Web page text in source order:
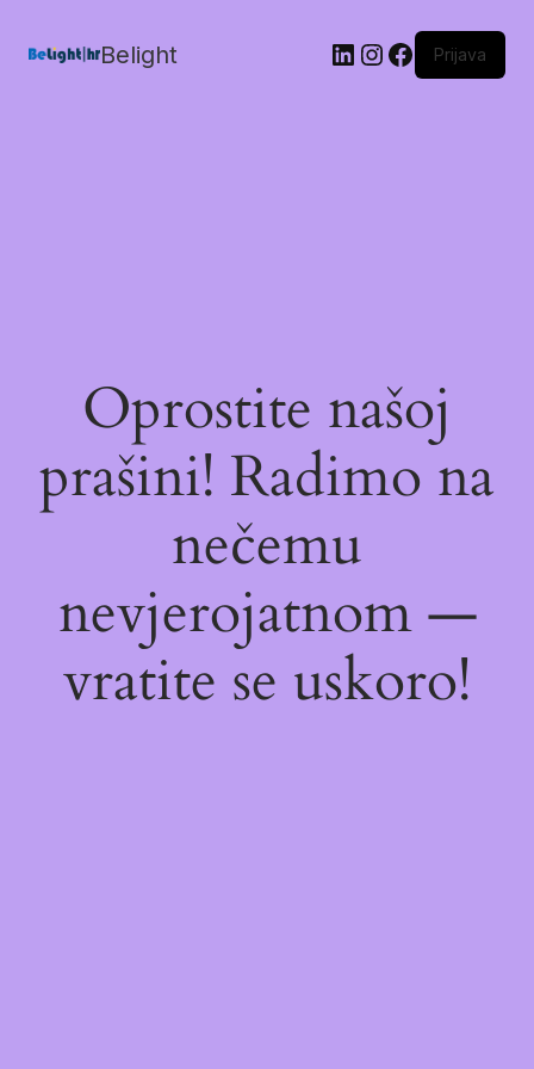
Belight Prijava
Oprostite našoj
prašini! Radimo na
nečemu
nevjerojatnom —
vratite se uskoro!